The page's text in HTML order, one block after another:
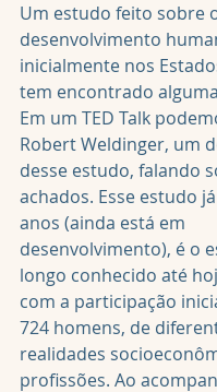
Um estudo feito sobre
desenvolvimento
inicialmente nos
tem encontrado
Em um TED Talk
Robert Weldinger, um
desse estudo, falando
achados. Esse estudo
anos (ainda está em
desenvolvimento), é o
longo conhecido até
com a participação
724 homens, de
realidades
profissões. Ao